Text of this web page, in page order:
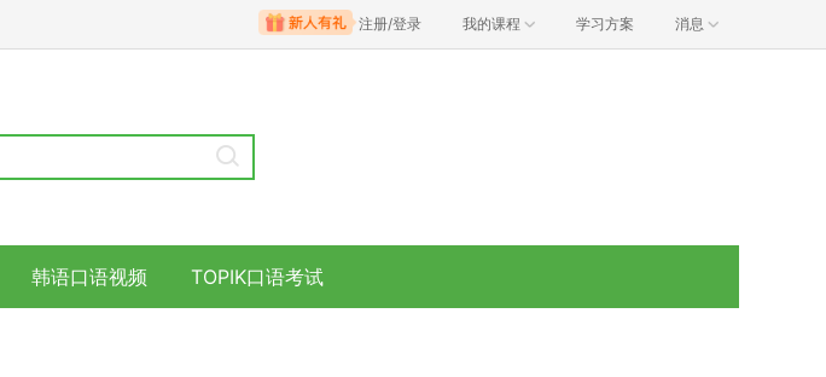
注册/登录 我的课程 学习方案 消息
韩语口语视频 TOPIK口语考试